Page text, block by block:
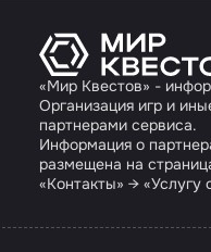
«Мир Квестов» -
Организация игр и
партнерами сервиса.
Информация о
размещена на
«Контакты» → «Услугу